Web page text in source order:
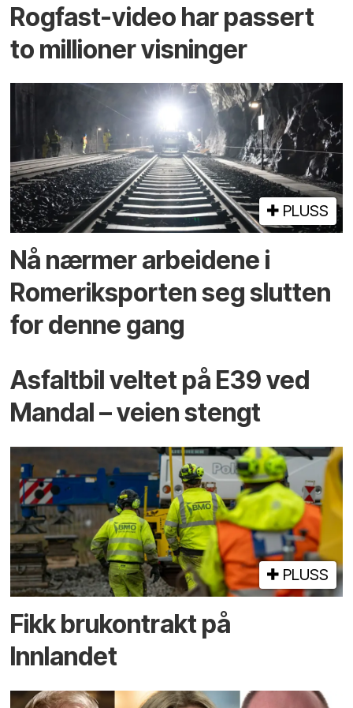
Rogfast-video har passert
to millioner visninger
PLUSS
Nå nærmer arbeidene i
Romeriksporten seg slutten
for denne gang
Asfaltbil veltet på E39 ved
Mandal – veien stengt
PLUSS
Fikk brukontrakt på
Innlandet